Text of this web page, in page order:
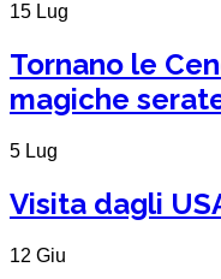
15 Lug
Tornano le
magiche
5 Lug
Visita dagli
12 Giu